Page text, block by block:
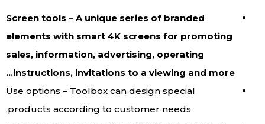
Screen tools – A unique series of branded
elements with smart 4K screens for promoting
sales, information, advertising, operating
instructions, invitations to a viewing and more…
Use options – Toolbox can design special
products according to customer needs.